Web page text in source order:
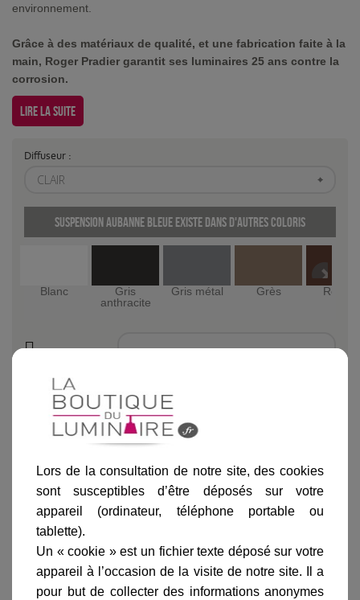
environnement.
Grâce à des matériaux de qualité, et une fabrication faite à la
main, Roger Pradier garantit ses luminaires 25 ans contre la
corrosion.
Lire la suite
Diffuseur :
CLAIR
Suspension Aubanne Bleue existe dans d'autres coloris
Blanc
Gris
anthracite
Gris métal Grès Rouille
Ajouter au panier
Informations produit
marque
Lors de la consultation de notre site, des cookies
sont susceptibles d’être déposés sur votre
appareil (ordinateur, téléphone portable ou
tablette).
Un « cookie » est un fichier texte déposé sur votre
appareil à l’occasion de la visite de notre site. Il a
pour but de collecter des informations anonymes